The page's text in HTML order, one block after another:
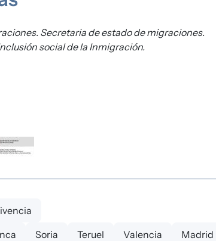
Secretaria de estado de migraciones.
social de la Inmigración.
Soria Teruel Valencia Madrid